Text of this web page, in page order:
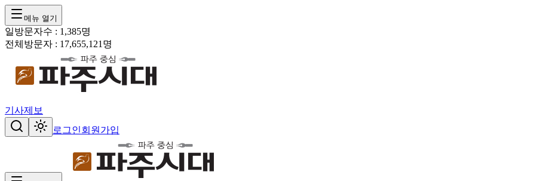
메뉴 열기
일방문자수 : 1,385명
전체방문자 : 17,655,121 명
기사제보
로그인회원가입